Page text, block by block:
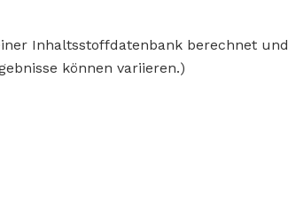
Inhaltsstoffdatenbank berechnet und
können variieren.)